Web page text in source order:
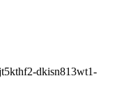
dkisn813wt1-